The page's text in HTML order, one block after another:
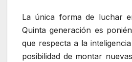
La única forma de luchar
Quinta generación es
que respecta a la
posibilidad de montar